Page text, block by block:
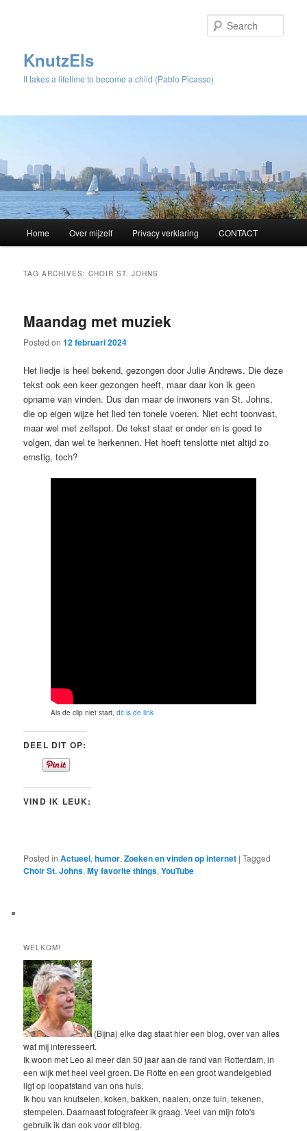
KnutzEls
It takes a lifetime to become a child (Pablo Picasso)
Skip
content
Skip
content
Home Over mijzelf Privacy verklaring CONTACT
TAG ARCHIVES:CHOIR ST. JOHNS
Maandag met muziek
Posted on12 februari 2024
Het liedje is heel bekend, gezongen door Julie Andrews. Die deze
tekst ook een keer gezongen heeft, maar daar kon ik geen
opname van vinden. Dus dan maar de inwoners van St. Johns,
die op eigen wijze het lied ten tonele voeren. Niet echt toonvast,
maar wel met zelfspot. De tekst staat er onder en is goed te
volgen, dan wel te herkennen. Het hoeft tenslotte niet altijd zo
ernstig, toch?
Als de clip niet start,dit is de link
DEEL DIT OP:
VIND IK LEUK:
Posted in Actueel,humor,Zoeken en vinden op internet |Tagged
Choir St. Johns,My favorite things,YouTube
WELKOM!
(Bijna) elke dag staat hier een blog, over van alles
wat mij interesseert.
Ik woon met Leo al meer dan 50 jaar aan de rand van Rotterdam, in
een wijk met heel veel groen. De Rotte en een groot wandelgebied
ligt op loopafstand van ons huis.
Ik hou van knutselen, koken, bakken, naaien, onze tuin, tekenen,
stempelen. Daarnaast fotografeer ik graag. Veel van mijn foto's
gebruik ik dan ook voor dit blog.